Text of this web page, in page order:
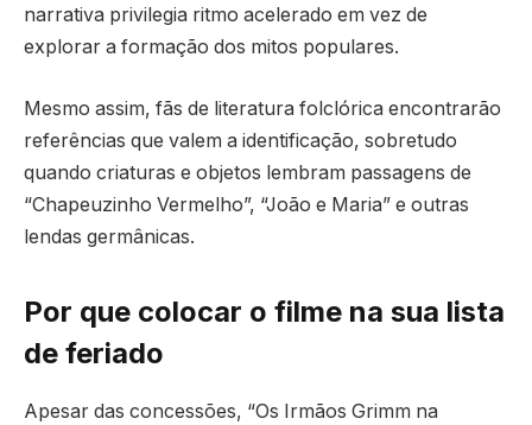
narrativa privilegia ritmo acelerado em vez de
explorar a formação dos mitos populares.
Mesmo assim, fãs de literatura folclórica encontrarão
referências que valem a identificação, sobretudo
quando criaturas e objetos lembram passagens de
“Chapeuzinho Vermelho”, “João e Maria” e outras
lendas germânicas.
Por que colocar o filme na sua lista
de feriado
Apesar das concessões, “Os Irmãos Grimm na